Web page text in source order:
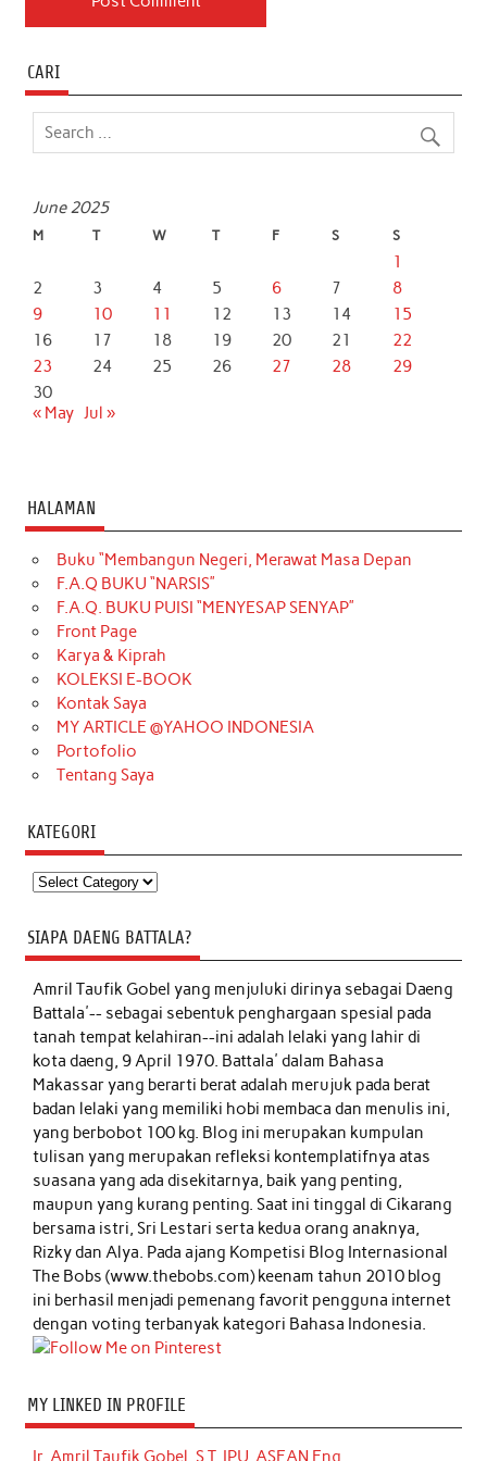
CARI
June 2025
M T W T F S S
1
2
3 4 5 6 7
8
9
10 11 12 13 14
15
16
17 18 19 20 21
22
23
24 25 26 27 28
29
30
« May Jul »
HALAMAN
Buku “Membangun Negeri, Merawat Masa Depan
F.A.Q BUKU “NARSIS”
F.A.Q. BUKU PUISI “MENYESAP SENYAP”
Front Page
Karya & Kiprah
KOLEKSI E-BOOK
Kontak Saya
MY ARTICLE @YAHOO INDONESIA
Portofolio
Tentang Saya
KATEGORI
Kategori
SIAPA DAENG BATTALA?
Amril Taufik Gobelyang menjuluki dirinya sebagai Daeng
Battala'-- sebagai sebentuk penghargaan spesial pada
tanah tempat kelahiran--ini adalah lelaki yang lahir di
kota daeng, 9 April 1970. Battala' dalam Bahasa
Makassar yang berarti berat adalah merujuk pada berat
badan lelaki yang memiliki hobi membaca dan menulis ini,
yang berbobot 100 kg. Blog ini merupakan kumpulan
tulisan yang merupakan refleksi kontemplatifnya atas
suasana yang ada disekitarnya, baik yang penting,
maupun yang kurang penting. Saat ini tinggal di Cikarang
bersama istri, Sri Lestari serta kedua orang anaknya,
Rizky dan Alya. Pada ajang Kompetisi Blog Internasional
The Bobs (www.thebobs.com) keenam tahun 2010 blog
ini berhasil menjadi pemenang favorit pengguna internet
dengan voting terbanyak kategori Bahasa Indonesia.
MY LINKED IN PROFILE
Ir. Amril Taufik Gobel, S.T, IPU, ASEAN Eng.